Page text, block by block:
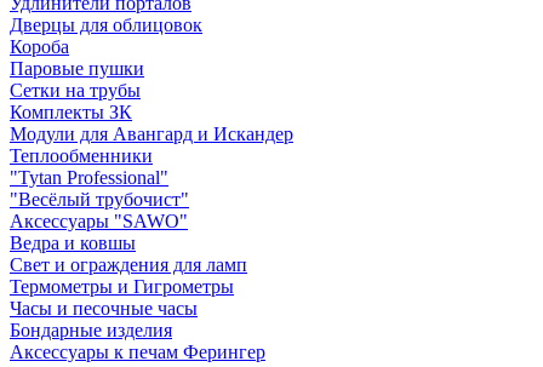
Дверцы для облицовок
Короба
Паровые пушки
Сетки на трубы
Комплекты ЗК
Модули для Авангард и Искандер
Теплообменники
"Tytan Professional"
"Весёлый трубочист"
Аксессуары "SAWO"
Ведра и ковшы
Свет и ограждения для ламп
Термометры и Гигрометры
Часы и песочные часы
Бондарные изделия
Аксессуары к печам Ферингер